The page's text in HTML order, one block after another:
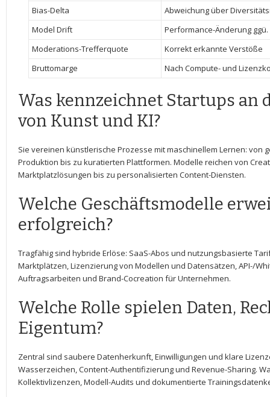
Bias-Delta
Abweichung ‍über⁣
Model Drift
Performance-Änderung
Moderations-Trefferquote
Korrekt erkannte⁣ Verstöße
Bruttomarge
Nach Compute- und
Was kennzeichnet Startups an
von Kunst und⁤ KI?
Sie vereinen ‌künstlerische Prozesse mit maschinellem Lernen: von
Produktion ⁣bis ⁣zu ‍kuratierten Plattformen. Modelle reichen von
Marktplatzlösungen bis zu personalisierten Content-Diensten.
Welche Geschäftsmodelle
erfolgreich?
Tragfähig sind⁢ hybride Erlöse: SaaS-Abos⁢ und nutzungsbasierte
Marktplätzen, Lizenzierung‍ von Modellen und Datensätzen, API-/
Auftragsarbeiten und Brand-Cocreation⁣ für Unternehmen.
Welche Rolle spielen Daten,
Eigentum?
Zentral sind saubere Datenherkunft, Einwilligungen​ und klare
Wasserzeichen,​ Content-Authentifizierung und ‍Revenue-Sharing.
Kollektivlizenzen,⁣ Modell-Audits und‌ dokumentierte